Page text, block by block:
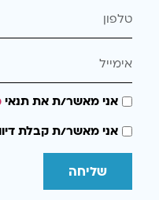
אני מאשר/ת את תנאי
אני מאשר/ת קבלת
שליחה